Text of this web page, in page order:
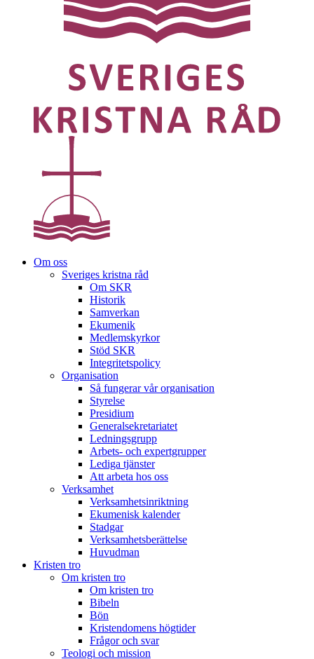
Om oss
Sveriges kristna råd
Om SKR
Historik
Samverkan
Ekumenik
Medlemskyrkor
Stöd SKR
Integritetspolicy
Organisation
Så fungerar vår organisation
Styrelse
Presidium
Generalsekretariatet
Ledningsgrupp
Arbets- och expertgrupper
Lediga tjänster
Att arbeta hos oss
Verksamhet
Verksamhetsinriktning
Ekumenisk kalender
Stadgar
Verksamhetsberättelse
Huvudman
Kristen tro
Om kristen tro
Om kristen tro
Bibeln
Bön
Kristendomens högtider
Frågor och svar
Teologi och mission